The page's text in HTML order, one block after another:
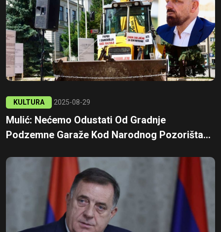
KULTURA 2025-08-29
Mulić: Nećemo Odustati Od Gradnje
Podzemne Garaže Kod Narodnog Pozorišta...